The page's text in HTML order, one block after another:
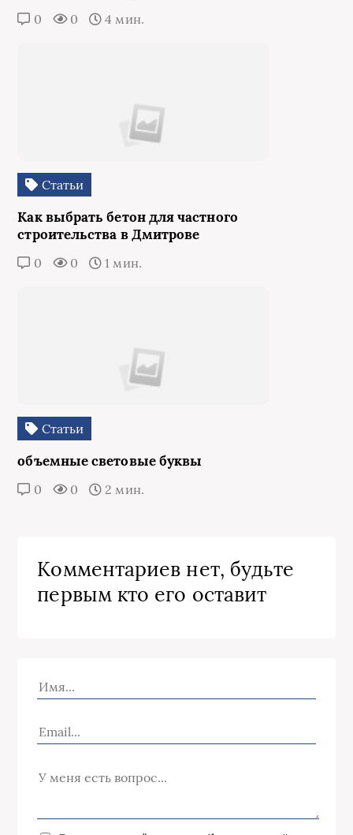
0 0 4 мин.
Статьи
Как выбрать бетон для частного
строительства в Дмитрове
0 0 1 мин.
Статьи
объемные световые буквы
0 0 2 мин.
Комментариев нет, будьте
первым кто его оставит